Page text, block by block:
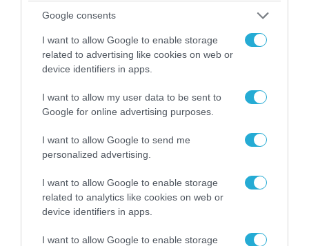
Google consents
I want to allow Google to enable storage
related to advertising like cookies on web or
device identifiers in apps.
I want to allow my user data to be sent to
Google for online advertising purposes.
I want to allow Google to send me
personalized advertising.
I want to allow Google to enable storage
related to analytics like cookies on web or
device identifiers in apps.
I want to allow Google to enable storage
06.08.2026 | 14:02
Αθήνα: Απομακρύνθηκαν παράνομα
αντικείμενα από κοινόχρηστους χώρους